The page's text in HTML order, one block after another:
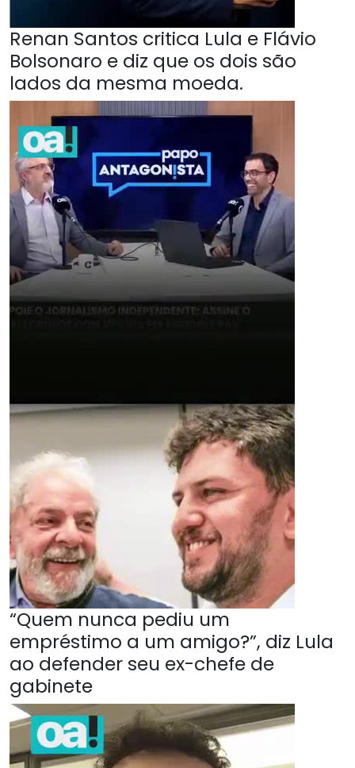
Renan Santos critica Lula e Flávio
Bolsonaro e diz que os dois são
lados da mesma moeda.
“Quem nunca pediu um
empréstimo a um amigo?”, diz Lula
ao defender seu ex-chefe de
gabinete